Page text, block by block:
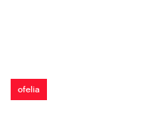
ofelia